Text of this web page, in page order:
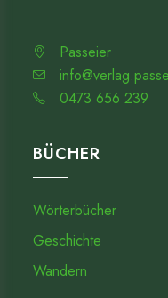
Passeier
0473 656 239
BÜCHER
Wörterbücher
Geschichte
Wandern